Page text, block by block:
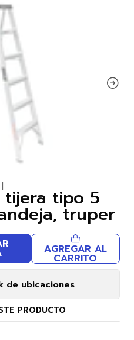
| tijera tipo 5
truper
AGREGAR AL
CARRITO
de ubicaciones
PRODUCTO